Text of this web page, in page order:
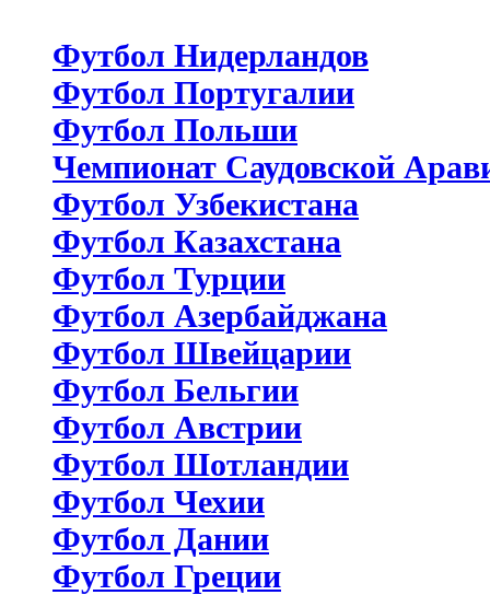
Футбол Нидерландов
Футбол Португалии
Футбол Польши
Чемпионат Саудовской
Футбол Узбекистана
Футбол Казахстана
Футбол Турции
Футбол Азербайджана
Футбол Швейцарии
Футбол Бельгии
Футбол Австрии
Футбол Шотландии
Футбол Чехии
Футбол Дании
Футбол Греции